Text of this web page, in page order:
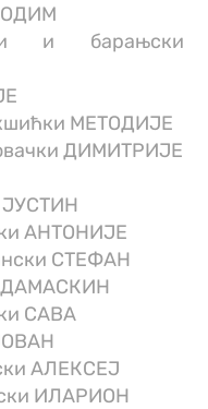
и барањски
МЕТОДИЈЕ
ДИМИТРИЈЕ
ЈУСТИН
АНТОНИЈЕ
СТЕФАН
ДАМАСКИН
САВА
АЛЕКСЕЈ
ИЛАРИОН